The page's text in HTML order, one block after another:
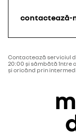
contactează-
Contactează serviciul
20:00 şi sâmbătă între
și oricând prin